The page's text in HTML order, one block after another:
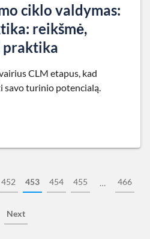
ciklo valdymas:
reikšmė,
praktika
CLM etapus, kad
turinio potencialą.
452 453 454 455 … 466
Next